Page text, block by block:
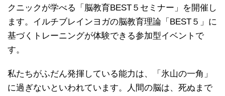
クニックが学べる「脳教育BEST５セミナー」を開催し
ます。イルチブレインヨガの脳教育理論「BEST５」に
基づくトレーニングが体験できる参加型イベントで
す。
私たちがふだん発揮している能力は、「氷山の一角」
に過ぎないといわれています。人間の脳は、死ぬまで